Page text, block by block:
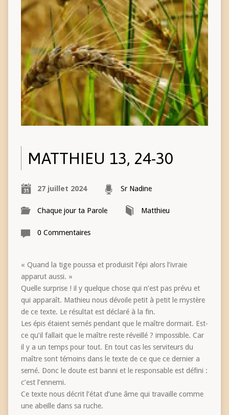
MATTHIEU 13, 24-30
27 juillet 2024 Sr Nadine
Chaque jour ta Parole Matthieu
0 Commentaires
« Quand la tige poussa et produisit l’épi alors l’ivraie
apparut aussi. »
Quelle surprise ! il y quelque chose qui n’est pas prévu et
qui apparaît. Mathieu nous dévoile petit à petit le mystère
de ce texte. Le résultat est déclaré à la fin.
Les épis étaient semés pendant que le maître dormait. Est-
ce qu’il fallait que le maître reste réveillé ? impossible. Car
il y a un temps pour tout. En tout cas les serviteurs du
maître sont témoins dans le texte de ce que ce dernier a
semé. Donc le doute est banni et le responsable est défini :
c’est l’ennemi.
Ce texte nous décrit l’état d’une âme qui travaille comme
une abeille dans sa ruche.